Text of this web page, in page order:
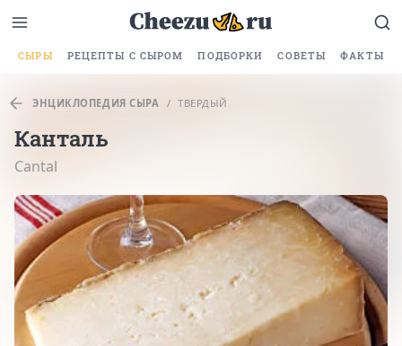
СЫРЫ РЕЦЕПТЫ С СЫРОМ ПОДБОРКИ СОВЕТЫ ФАКТЫ
ЭНЦИКЛОПЕДИЯ СЫРА / ТВЕРДЫЙ
Канталь
Cantal